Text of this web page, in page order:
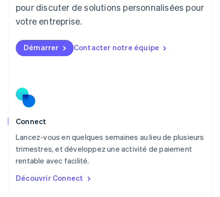
pour discuter de solutions personnalisées pour
votre entreprise.
Démarrer Contacter notre équipe
Connect
Lancez-vous en quelques semaines au lieu de plusieurs
trimestres, et développez une activité de paiement
rentable avec facilité.
Découvrir Connect
Luxembourg
FrançaisDeutschEnglish
English简体中文
Malte
English
Nouvelle-Zélande
English
NederlandsEnglish
Pologne
English
PortuguêsEnglish